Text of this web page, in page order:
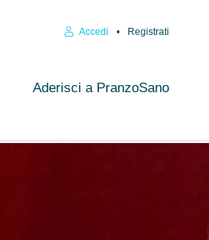
Accedi Registrati
Aderisci a PranzoSano